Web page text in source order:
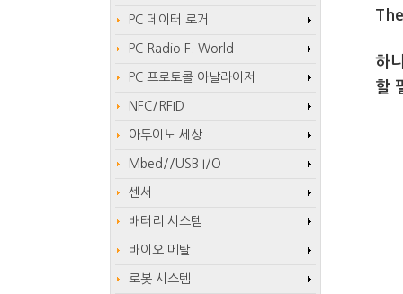
하
할
PC 데이터 로거
PC Radio F. World
PC 프로토콜 아날라이저
NFC/RFID
아두이노 세상
Mbed//USB I/O
센서
배터리 시스템
바이오 메탈
로봇 시스템